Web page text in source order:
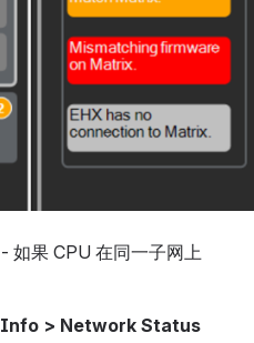
如果 CPU 在同一子网上
> Network Status